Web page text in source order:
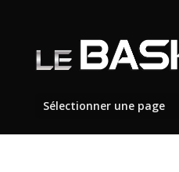
Sélectionner une page